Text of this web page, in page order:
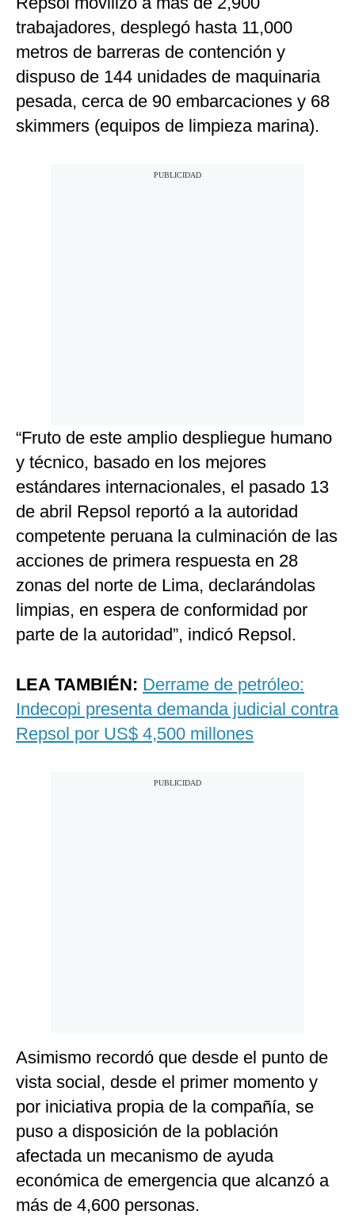
trabajadores, desplegó hasta 11,000
metros de barreras de contención y
dispuso de 144 unidades de maquinaria
pesada, cerca de 90 embarcaciones y 68
skimmers (equipos de limpieza marina).
“Fruto de este amplio despliegue humano
y técnico, basado en los mejores
estándares internacionales, el pasado 13
de abril Repsol reportó a la autoridad
competente peruana la culminación de las
acciones de primera respuesta en 28
zonas del norte de Lima, declarándolas
limpias, en espera de conformidad por
parte de la autoridad”, indicó Repsol.
LEA TAMBIÉN: Derrame de petróleo:
Indecopi presenta demanda judicial contra
Repsol por US$ 4,500 millones
Asimismo recordó que desde el punto de
vista social, desde el primer momento y
por iniciativa propia de la compañía, se
puso a disposición de la población
afectada un mecanismo de ayuda
económica de emergencia que alcanzó a
más de 4,600 personas.